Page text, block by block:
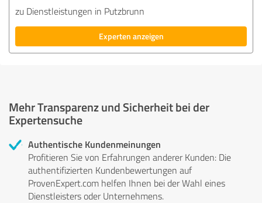
zu Dienstleistungen in Putzbrunn
Experten anzeigen
Mehr Transparenz und Sicherheit bei der
Expertensuche
Authentische Kundenmeinungen
Profitieren Sie von Erfahrungen anderer Kunden: Die
authentifizierten Kundenbewertungen auf
ProvenExpert.com helfen Ihnen bei der Wahl eines
Dienstleisters oder Unternehmens.